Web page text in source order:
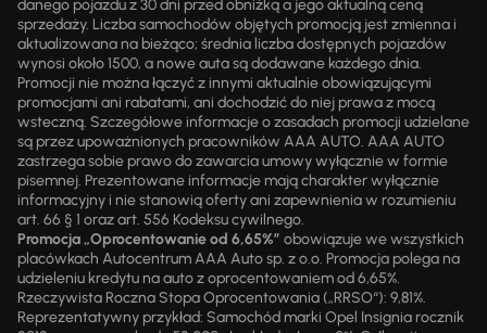
danego pojazdu z 30 dni przed obniżką a jego aktualną ceną
sprzedaży. Liczba samochodów objętych promocją jest zmienna i
aktualizowana na bieżąco; średnia liczba dostępnych pojazdów
wynosi około 1500, a nowe auta są dodawane każdego dnia.
Promocji nie można łączyć z innymi aktualnie obowiązującymi
promocjami ani rabatami, ani dochodzić do niej prawa z mocą
wsteczną. Szczegółowe informacje o zasadach promocji udzielane
są przez upoważnionych pracowników AAA AUTO. AAA AUTO
zastrzega sobie prawo do zawarcia umowy wyłącznie w formie
pisemnej. Prezentowane informacje mają charakter wyłącznie
informacyjny i nie stanowią oferty ani zapewnienia w rozumieniu
art. 66 § 1 oraz art. 556 Kodeksu cywilnego.
Promocja „Oprocentowanie od 6,65%” obowiązuje we wszystkich
placówkach Autocentrum AAA Auto sp. z o.o. Promocja polega na
udzieleniu kredytu na auto z oprocentowaniem od 6,65%.
Rzeczywista Roczna Stopa Oprocentowania („RRSO“): 9,81%.
Reprezentatywny przykład: Samochód marki Opel Insignia rocznik